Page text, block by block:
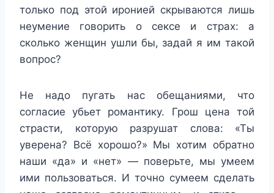
только под этой иронией скрываются лишь
неумение говорить о сексе и страх: а
сколько женщин ушли бы, задай я им такой
вопрос?
Не надо пугать нас обещаниями, что
согласие убьет романтику. Грош цена той
страсти, которую разрушат слова: «Ты
уверена? Всё хорошо?» Мы хотим обратно
наши «да» и «нет» — поверьте, мы умеем
ими пользоваться. И точно сумеем сделать